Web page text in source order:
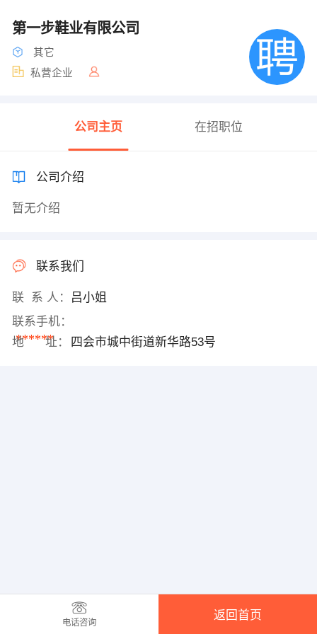
第一步鞋业有限公司
其它
私营企业
公司主页 在招职位
公司介绍
暂无介绍
联系我们
联 系 人：
吕小姐
联系手机：
******
地 址： 四会市城中街道新华路53号
电话咨询
返回首页